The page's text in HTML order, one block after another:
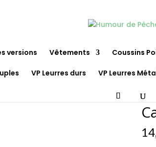
versions Vêtements Coussins
VP Leurres durs VP Leurres